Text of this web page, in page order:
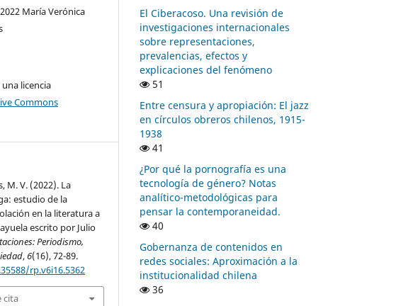
María Verónica
licencia
Commons
M. V. (2022). La
estudio de la
en la literatura a
escrito por Julio
Periodismo,
,6(16), 72-89.
rp.v6i16.5362
cita
El Ciberacoso. Una revisión de
investigaciones internacionales
sobre representaciones,
prevalencias, efectos y
explicaciones del fenómeno
51
Entre censura y apropiación: El jazz
en círculos obreros chilenos, 1915-
1938
41
¿Por qué la pornografía es una
tecnología de género? Notas
analítico-metodológicas para
pensar la contemporaneidad.
40
Gobernanza de contenidos en
redes sociales: Aproximación a la
institucionalidad chilena
36